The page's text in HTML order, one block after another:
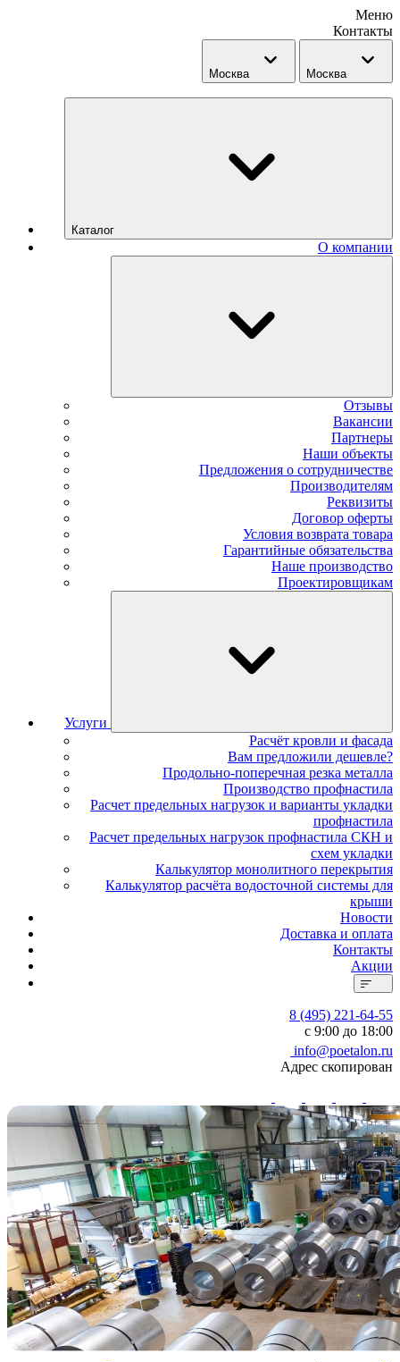
Меню
Контакты
Москва Москва
Каталог
О компании
Отзывы
Вакансии
Партнеры
Наши объекты
Предложения о сотрудничестве
Производителям
Реквизиты
Договор оферты
Условия возврата товара
Гарантийные обязательства
Наше производство
Проектировщикам
Услуги
Расчёт кровли и фасада
Вам предложили дешевле?
Продольно-поперечная резка металла
Производство профнастила
Расчет предельных нагрузок и варианты укладки
профнастила
Расчет предельных нагрузок профнастила СКН и
схем укладки
Калькулятор монолитного перекрытия
Калькулятор расчёта водосточной системы для
крыши
Новости
Доставка и оплата
Контакты
Акции
8 (495) 221-64-55
с 9:00 до 18:00
info@poetalon.ru
Адрес скопирован